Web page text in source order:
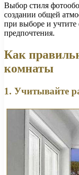
Выбор стиля
создании общей
при выборе и учтите
предпочтения.
Как
комнаты
1. Учитывайте